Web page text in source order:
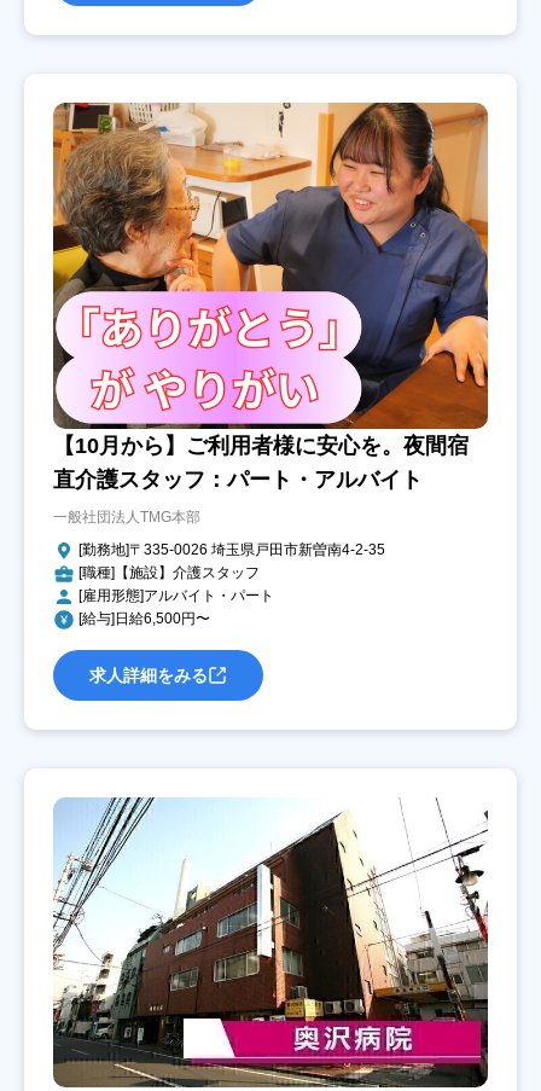
【10月から】ご利用者様に安心を。夜間宿
直介護スタッフ：パート・アルバイト
一般社団法人TMG本部
[勤務地]〒335-0026 埼玉県戸田市新曽南4-2-35
[職種]【施設】介護スタッフ
[雇用形態]アルバイト・パート
[給与]日給6,500円〜
求人詳細をみる